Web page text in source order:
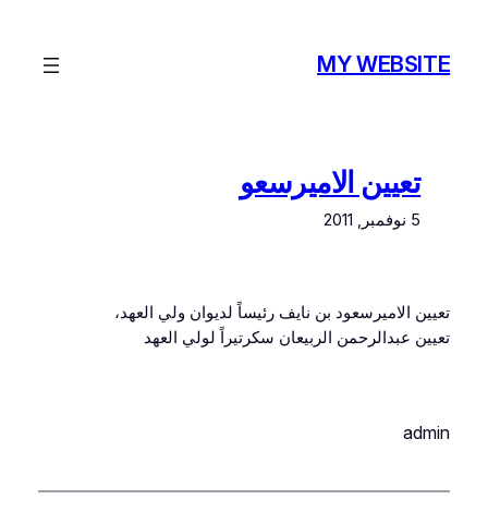
المحتوى
MY WEBSITE
تعيين الاميرسعو
5 نوفمبر, 2011
تعيين الاميرسعود بن نايف رئيساً لديوان ولي العهد،
تعيين عبدالرحمن الربيعان سكرتيراً لولي العهد
admin